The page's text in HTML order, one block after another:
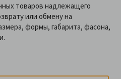
товаров надлежащего
или обмену на
формы, габарита, фасона,